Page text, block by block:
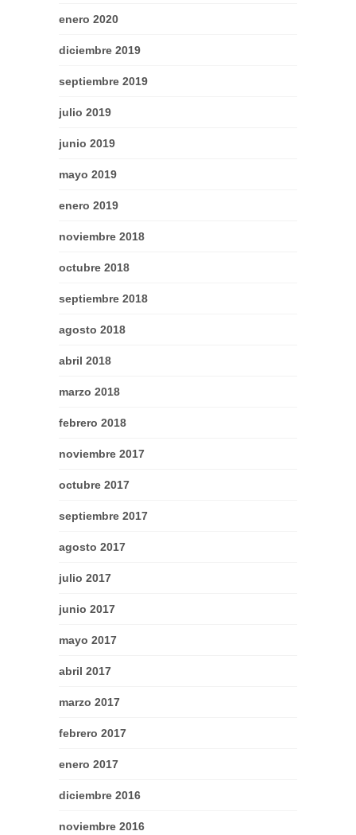
enero 2020
diciembre 2019
septiembre 2019
julio 2019
junio 2019
mayo 2019
enero 2019
noviembre 2018
octubre 2018
septiembre 2018
agosto 2018
abril 2018
marzo 2018
febrero 2018
noviembre 2017
octubre 2017
septiembre 2017
agosto 2017
julio 2017
junio 2017
mayo 2017
abril 2017
marzo 2017
febrero 2017
enero 2017
diciembre 2016
noviembre 2016